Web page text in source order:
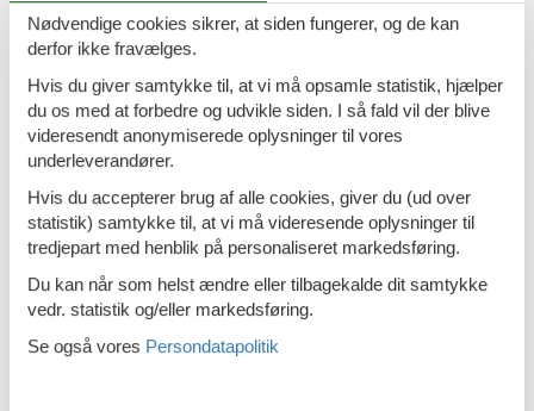
Målgruppe
Familien
Singler
Ældre borgere
Region/sted
Løsrevet
På cykelstien
Rolig beliggenhed
Nødvendige cookies sikrer, at siden fungerer, og de kan
derfor ikke fravælges.
Hvis du giver samtykke til, at vi må opsamle statistik, hjælper
du os med at forbedre og udvikle siden. I så fald vil der blive
videresendt anonymiserede oplysninger til vores
underleverandører.
Hvis du accepterer brug af alle cookies, giver du (ud over
statistik) samtykke til, at vi må videresende oplysninger til
tredjepart med henblik på personaliseret markedsføring.
Du kan når som helst ændre eller tilbagekalde dit samtykke
vedr. statistik og/eller markedsføring.
Se også vores Persondatapolitik